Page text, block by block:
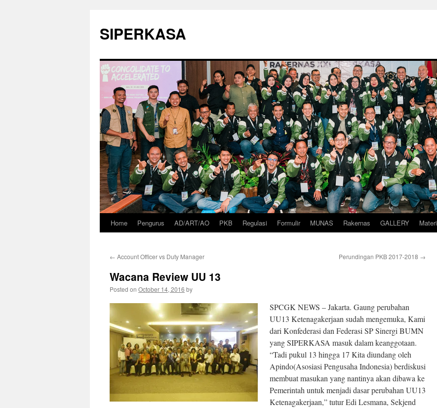
SIPERKASA
Skip
content
Home Pengurus AD/ART/AO PKB Regulasi Formulir MUNAS Rakernas GALLERY Materi
← Account Officer vs Duty Manager Perundingan PKB 2017-2018 →
Wacana Review UU 13
Posted on October 14, 2016 by
SPCGK NEWS – Jakarta. Gaung perubahan
UU13 Ketenagakerjaan sudah mengemuka, Kami
dari Konfederasi dan Federasi SP Sinergi BUMN
yang SIPERKASA masuk dalam keanggotaan.
“Tadi pukul 13 hingga 17 Kita diundang oleh
Apindo(Asosiasi Pengusaha Indonesia) berdiskusi
membuat masukan yang nantinya akan dibawa ke
Pemerintah untuk menjadi dasar perubahan UU13
Ketenagakerjaan,” tutur Edi Lesmana, Sekjend